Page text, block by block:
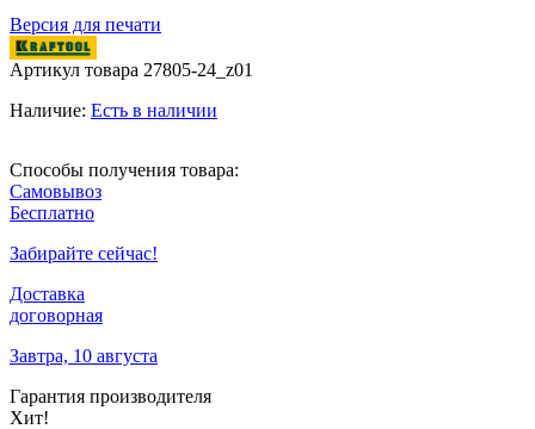
Версия для печати
Артикул товара 27805-24_z01
Наличие: Есть в наличии
Способы получения товара:
Самовывоз
Бесплатно
Забирайте сейчас!
Доставка
договорная
Завтра, 10 августа
Гарантия производителя
Хит!